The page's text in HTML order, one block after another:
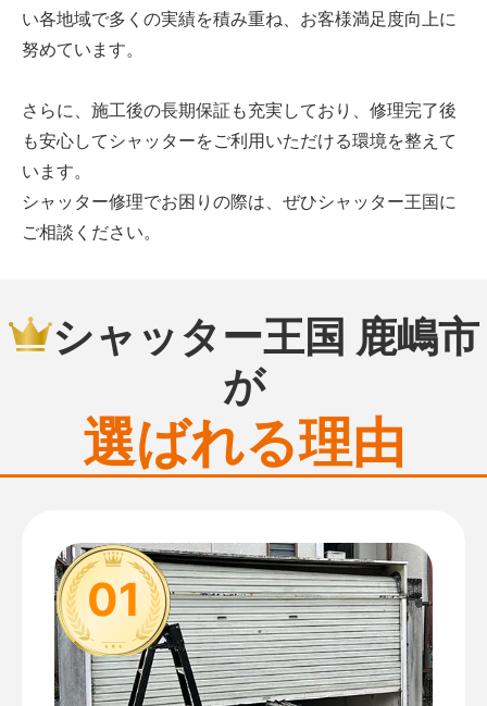
い各地域で多くの実績を積み重ね、お客様満足度向上に
努めています。
さらに、施工後の長期保証も充実しており、修理完了後
も安心してシャッターをご利用いただける環境を整えて
います。
シャッター修理でお困りの際は、ぜひシャッター王国に
ご相談ください。
シャッター王国 鹿嶋市
が
選ばれる理由
01